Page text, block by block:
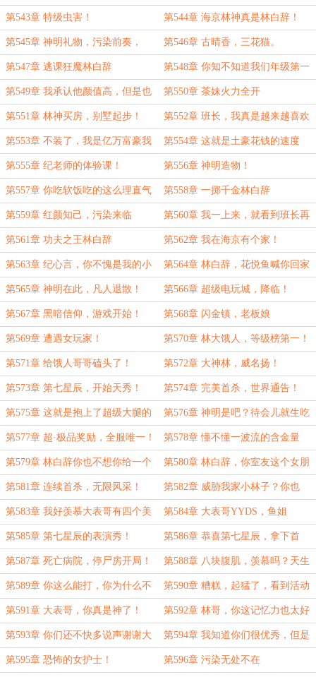
第543章 特级虫害！ 第544章 海京林神真是林白辞！
第545章 神明礼物，污染前奏， 第546章 古晴香，三花猫。
第547章 逃课狂魔林白辞 第548章 你知不知道我们年级第一
的女学霸在追他？
第549章 我承认他颜值高，但是也
不至于让你一见钟情吧？
第550章 茶妹火力全开
第551章 林神买房，别墅起步！ 第552章 班长，我真是越来越喜欢
你了！
第553章 不装了，我是亿万富豪我
摊牌了！
第554章 这就是土豪花钱的速度
吗？
第555章 纪老师的体验课！ 第556章 神明造物！
第557章 你吃软饭吃的这么理直气
壮真的好吗？
第558章 一掷千金林白辞
第559章 红颜知己，污染来临 第560章 我一上来，就看到班长再
打来福！
第561章 功夫之王林白辞 第562章 我在海京有个家！
第563章 纪心言，你不愧是我的小
棉袄!
第564章 林白辞，花悦鱼喊你回家
吃鱼！
第565章 神明在此，凡人退散！ 第566章 超级电玩城，降临！
第567章 黑暗信仰，游戏开始！ 第568章 闪金镇，老板娘
第569章 遭遇女玩家！ 第570章 林大饿人，等级榜第一！
第571章 给饿人哥哥磕头了！ 第572章 大神林，威名扬！
第573章 第七星辰，开始天秀！ 第574章 完美首杀，世界通告！
（感谢海桥陈盟主的慷慨打赏！）
第575章 这就是抱上了超级大腿的
感觉吗？
第576章 神明是吧？待会儿就生吃
了你！
第577章 超·极品奖励，全服唯一！ 第578章 懂不懂一波流的含金量
呀？第二个首杀到手！
第579章 林白辞你也不想你给一个
茶妹买车的事情被你女朋友知道吧？
第580章 林白辞，你室友这个女朋
友，貌似对你有想法呀？
第581章 连续首杀，无限风采！ 第582章 威胁我家小林子？你也
配？
第583章 我好羡慕大表哥有四个美
女陪他玩游戏呀！（万字更新求月
票）
第584章 大表哥YYDS，鱼姐
YYDS，熊大骑士YYDS！
第585章 第七星辰的表演秀！ 第586章 恭喜第七星辰，拿下首
杀，奖励已发放！
第587章 死亡病院，停尸房开局！ 第588章 八块腹肌，羡慕吗？天生
的！
第589章 你这么能打，你为什么不
早说？
第590章 糟糕，起猛了，看到活动
的尸体了！
第591章 大表哥，你真是神了！
（两更一万二，求月票！）
第592章 林哥，你这记忆力也太好
了叭？过目不忘吗？
第593章 你们还不快多说声谢谢大
表哥？{二更一万一，求月票！}
第594章 我知道你们很优秀，但是
没想到优秀的这么离谱！
第595章 恐怖的女护士！ 第596章 污染无处不在